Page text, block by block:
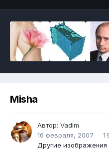
Misha
Автор: Vadim
16 февраля, 2007
1
Другие изображения